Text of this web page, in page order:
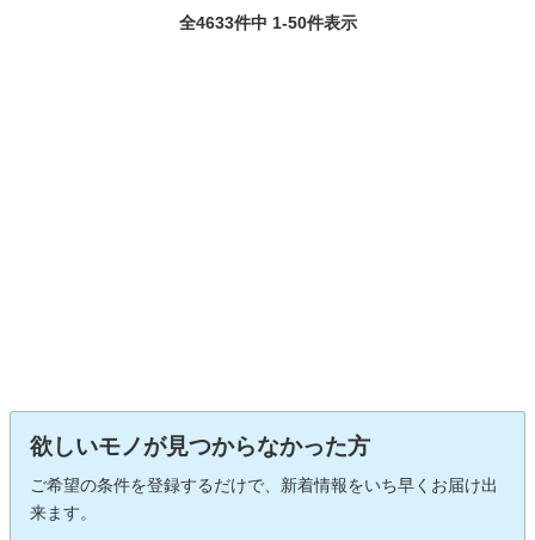
全4633件中 1-50件表示
欲しいモノが見つからなかった方
ご希望の条件を登録するだけで、新着情報をいち早くお届け出
来ます。